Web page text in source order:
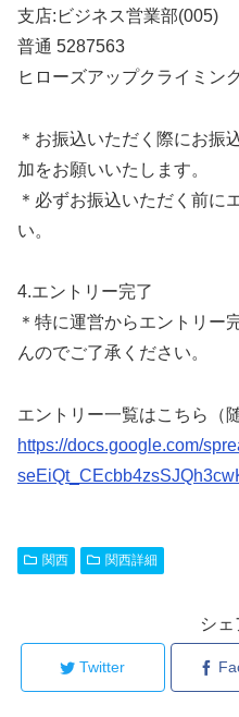
支店:ビジネス営業部(005)
普通 5287563
ヒローズアップクライミン
＊お振込いただく際にお振
加をお願いいたします。
＊必ずお振込いただく前に
い。
4.エントリー完了
＊特に運営からエントリー
んのでご了承ください。
エントリー一覧はこちら（
https://docs.google.com/
関西 関西詳細
シェ
Twitter